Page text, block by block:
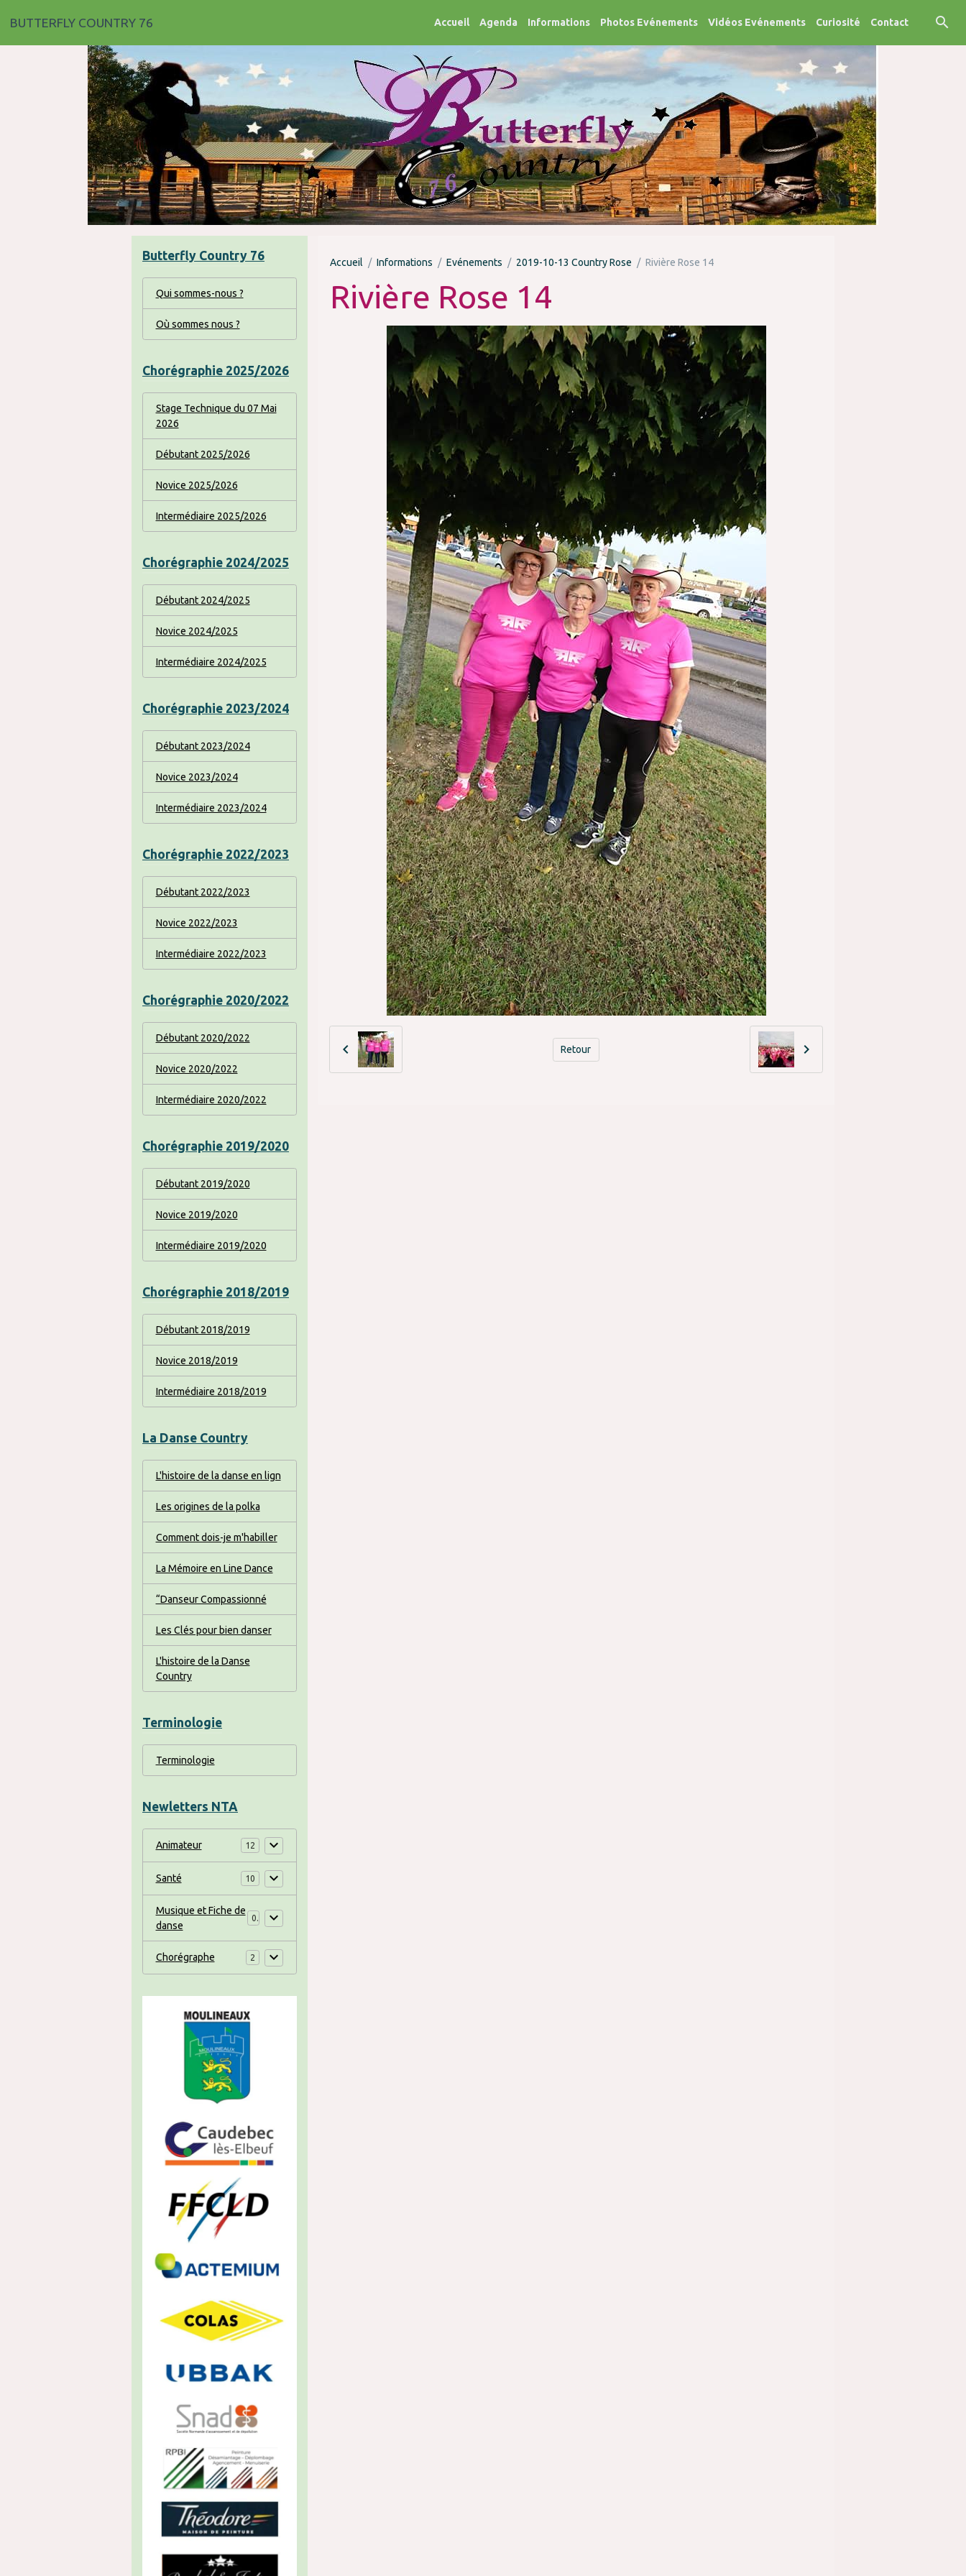
BUTTERFLY COUNTRY 76 Accueil Agenda Informations Photos Evénements Vidéos Evénements Curiosité Contact
Accueil Informations Evénements 2019-10-13 Country Rose Rivière Rose 14
Rivière Rose 14
Retour
Butterfly Country 76
Qui sommes-nous ?
Où sommes nous ?
Chorégraphie 2025/2026
Stage Technique du 07 Mai
2026
Débutant 2025/2026
Novice 2025/2026
Intermédiaire 2025/2026
Chorégraphie 2024/2025
Débutant 2024/2025
Novice 2024/2025
Intermédiaire 2024/2025
Chorégraphie 2023/2024
Débutant 2023/2024
Novice 2023/2024
Intermédiaire 2023/2024
Chorégraphie 2022/2023
Débutant 2022/2023
Novice 2022/2023
Intermédiaire 2022/2023
Chorégraphie 2020/2022
Débutant 2020/2022
Novice 2020/2022
Intermédiaire 2020/2022
Chorégraphie 2019/2020
Débutant 2019/2020
Novice 2019/2020
Intermédiaire 2019/2020
Chorégraphie 2018/2019
Débutant 2018/2019
Novice 2018/2019
Intermédiaire 2018/2019
La Danse Country
L'histoire de la danse en lign
Les origines de la polka
Comment dois-je m'habiller
La Mémoire en Line Dance
“Danseur Compassionné
Les Clés pour bien danser
L'histoire de la Danse
Country
Terminologie
Terminologie
Newletters NTA
Animateur 12
Santé 10
Musique et Fiche de
danse
Chorégraphe 2